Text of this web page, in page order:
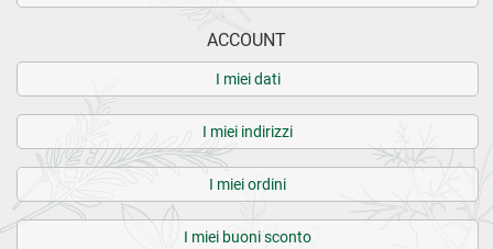
ACCOUNT
I miei dati
I miei indirizzi
I miei ordini
I miei buoni sconto